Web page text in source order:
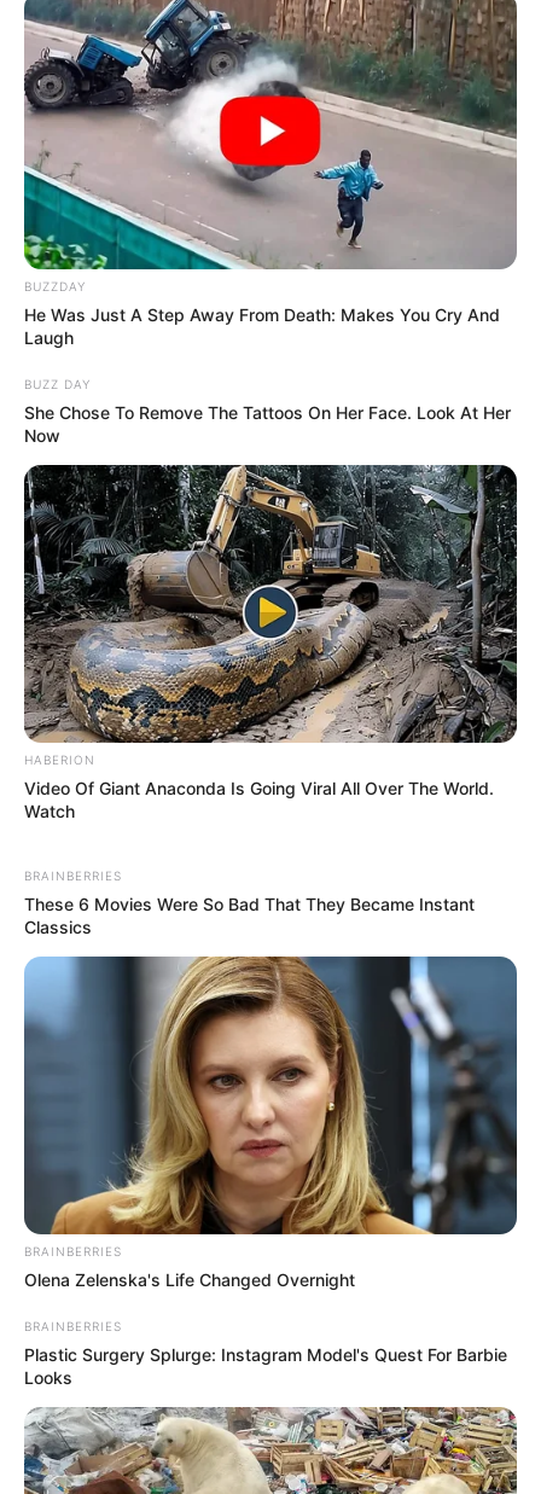
BUZZDAY
He Was Just A Step Away From Death: Makes You Cry And
Laugh
BUZZ DAY
She Chose To Remove The Tattoos On Her Face. Look At Her
Now
HABERION
Video Of Giant Anaconda Is Going Viral All Over The World.
Watch
BRAINBERRIES
These 6 Movies Were So Bad That They Became Instant
Classics
BRAINBERRIES
Olena Zelenska's Life Changed Overnight
BRAINBERRIES
Plastic Surgery Splurge: Instagram Model's Quest For Barbie
Looks